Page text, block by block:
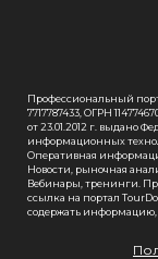
Профессиональный
7717787433, ОГРН
от 23.01.2012 г. выдано
информационных
Оперативная
Новости, рыночная
Вебинары, тренинги.
ссылка на портал
содержать информацию,